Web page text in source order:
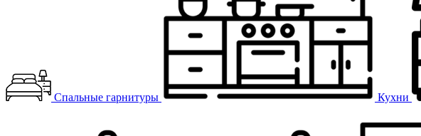
Спальные гарнитуры Кухни